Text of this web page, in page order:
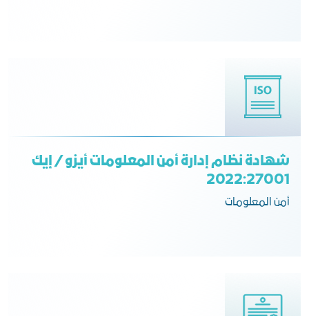
شهادة نظام إدارة أمن المعلومات أيزو / إيك
2022:27001
أمن المعلومات